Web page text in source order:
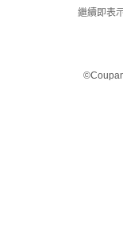
繼續即表